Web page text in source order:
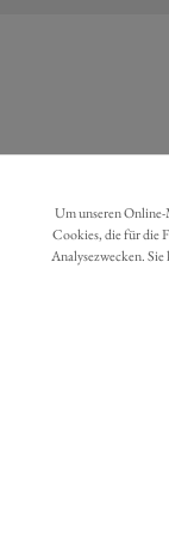
Um unseren
Cookies, die für die
Analysezwecken.